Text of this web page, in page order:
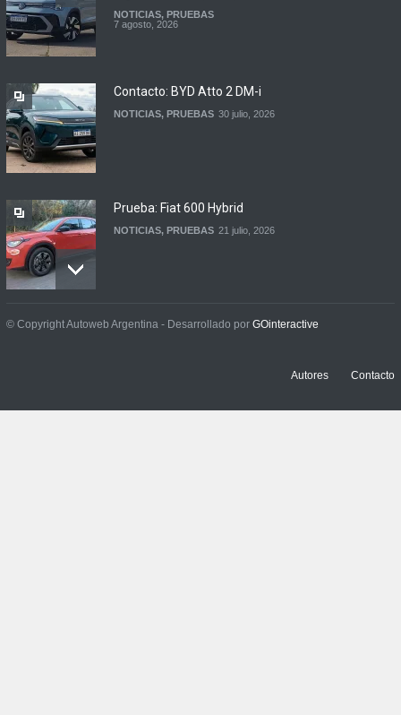
Argentina y Ecuador
NOTICIAS, PRUEBAS
7 agosto, 2026
Contacto: BYD Atto 2 DM-i
NOTICIAS, PRUEBAS 30 julio, 2026
Prueba: Fiat 600 Hybrid
NOTICIAS, PRUEBAS 21 julio, 2026
Prueba: BYD Song Pro GS
© Copyright Autoweb Argentina - Desarrollado por GOinteractive
Autores Contacto